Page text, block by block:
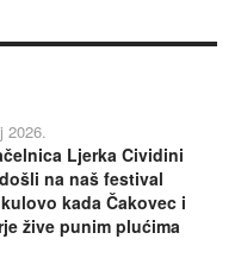
2026.
Ljerka Cividini
na naš festival
kada Čakovec i
žive punim plućima